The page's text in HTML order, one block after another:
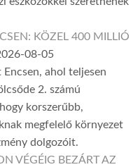
KÖZEL 400 MILLIÓ
08-05
Encsen, ahol teljesen
2. számú
korszerűbb,
megfelelő környezet
dolgozóit.
VÉGÉIG BEZÁRT AZ